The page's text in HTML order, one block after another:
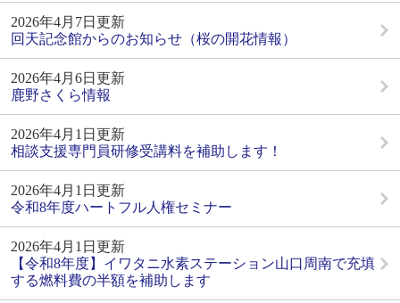
2026年4月7日更新
回天記念館からのお知らせ（桜の開花情報）
2026年4月6日更新
鹿野さくら情報
2026年4月1日更新
相談支援専門員研修受講料を補助します！
2026年4月1日更新
令和8年度ハートフル人権セミナー
2026年4月1日更新
【令和8年度】イワタニ水素ステーション山口周南で充填
する燃料費の半額を補助します